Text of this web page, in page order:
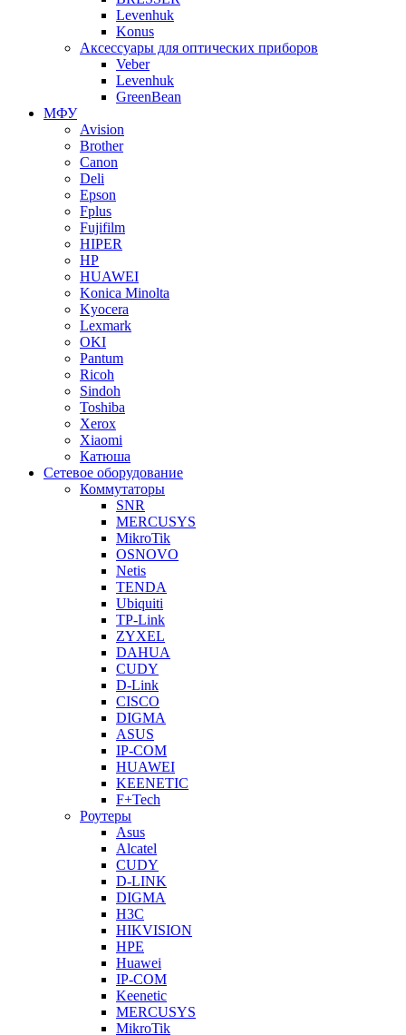
Levenhuk
Konus
Аксессуары для оптических приборов
Veber
Levenhuk
GreenBean
МФУ
Avision
Brother
Canon
Deli
Epson
Fplus
Fujifilm
HIPER
HP
HUAWEI
Konica Minolta
Kyocera
Lexmark
OKI
Pantum
Ricoh
Sindoh
Toshiba
Xerox
Xiaomi
Катюша
Сетевое оборудование
Коммутаторы
SNR
MERCUSYS
MikroTik
OSNOVO
Netis
TENDA
Ubiquiti
TP-Link
ZYXEL
DAHUA
CUDY
D-Link
CISCO
DIGMA
ASUS
IP-COM
HUAWEI
KEENETIC
F+Tech
Роутеры
Asus
Alcatel
CUDY
D-LINK
DIGMA
H3C
HIKVISION
HPE
Huawei
IP-COM
Keenetic
MERCUSYS
MikroTik